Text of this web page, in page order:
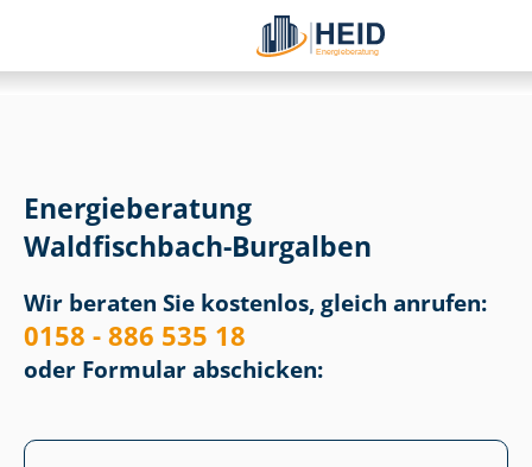
Energieberatung
Waldfischbach-Burgalben
Wir beraten Sie kostenlos, gleich anrufen:
0158 - 886 535 18
oder Formular abschicken: